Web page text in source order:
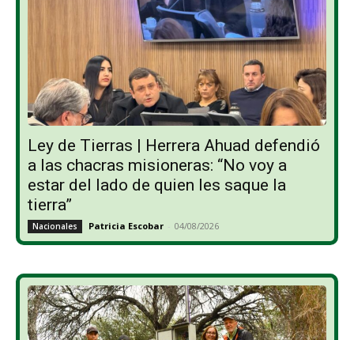
Ley de Tierras | Herrera Ahuad defendió
a las chacras misioneras: “No voy a
estar del lado de quien les saque la
tierra”
Nacionales Patricia Escobar - 04/08/2026